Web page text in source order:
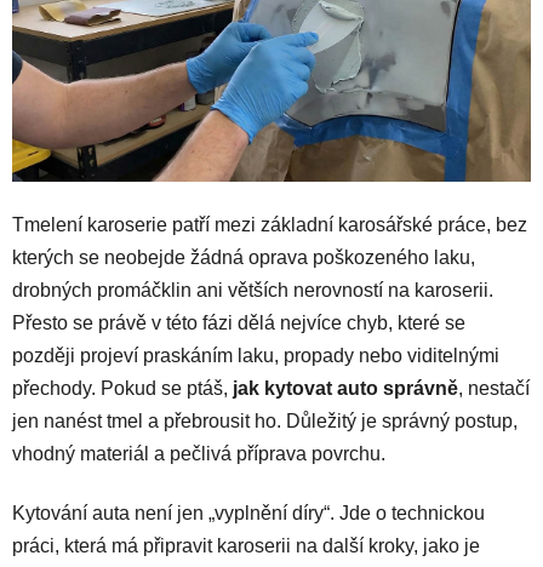
Tmelení karoserie patří mezi základní karosářské práce, bez
kterých se neobejde žádná oprava poškozeného laku,
drobných promáčklin ani větších nerovností na karoserii.
Přesto se právě v této fázi dělá nejvíce chyb, které se
později projeví praskáním laku, propady nebo viditelnými
přechody. Pokud se ptáš, jak kytovat auto správně, nestačí
jen nanést tmel a přebrousit ho. Důležitý je správný postup,
vhodný materiál a pečlivá příprava povrchu.
Kytování auta není jen „vyplnění díry“. Jde o technickou
práci, která má připravit karoserii na další kroky, jako je